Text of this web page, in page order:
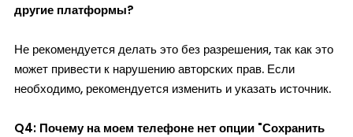
другие платформы?
Не рекомендуется делать это без разрешения, так как это
может привести к нарушению авторских прав. Если
необходимо, рекомендуется изменить и указать источник.
Q4: Почему на моем телефоне нет опции "Сохранить